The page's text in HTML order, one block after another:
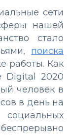
сети
нашей
стало
поиска
работы. Как
Digital 2020
человек в
в день на
социальных